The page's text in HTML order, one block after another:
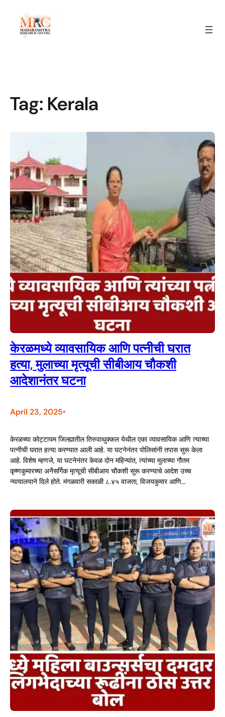
Tag: Kerala
केरळमध्ये व्यावसायिक आणि पत्नीची घरात
हत्या, मुलाच्या मृत्यूची सीबीआय चौकशी
आदेशानंतर घटना
April 23, 2025•
केरळच्या कोट्टायम जिल्ह्यातील तिरुवाथुक्कल येथील एका व्यावसायिक आणि त्याच्या
पत्नीची घरात हत्या करण्यात आली आहे. या घटनेनंतर पोलिसांनी तपास सुरू केला
आहे. विशेष म्हणजे, या घटनेनंतर केवळ दोन महिन्यांत, त्यांच्या मुलाच्या गौतम
कृष्णकुमारच्या अनैसर्गिक मृत्यूची सीबीआय चौकशी सुरू करण्याचे आदेश उच्च
न्यायालयाने दिले होते. मंगळवारी सकाळी ८.४५ वाजता, विजयकुमार आणि…